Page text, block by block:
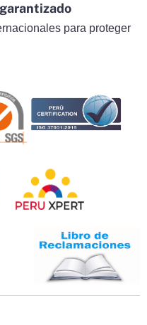
para proteger